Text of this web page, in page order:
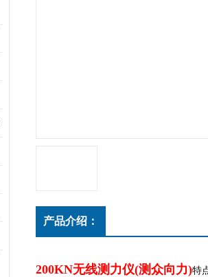
产品介绍：
200KN无线测力仪(测众向力)特